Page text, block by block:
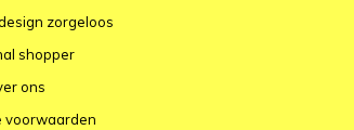
zorgeloos
shopper
ons
voorwaarden